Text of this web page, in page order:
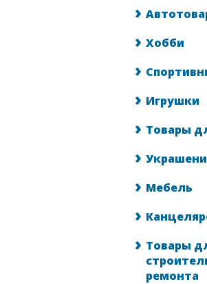
Хобби
Игрушки
Товары
Мебель
Товары
ремонта